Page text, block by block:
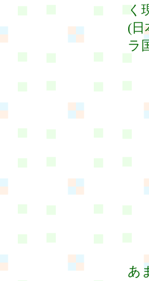
く
(日
ラ
あ